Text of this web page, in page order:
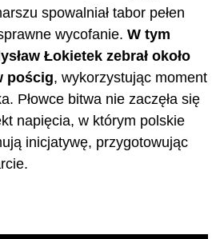
spowalniał tabor pełen
wycofanie. W tym
Łokietek zebrał około
pościg, wykorzystując moment
Płowce bitwa nie zaczęła się
napięcia, w którym polskie
inicjatywę, przygotowując